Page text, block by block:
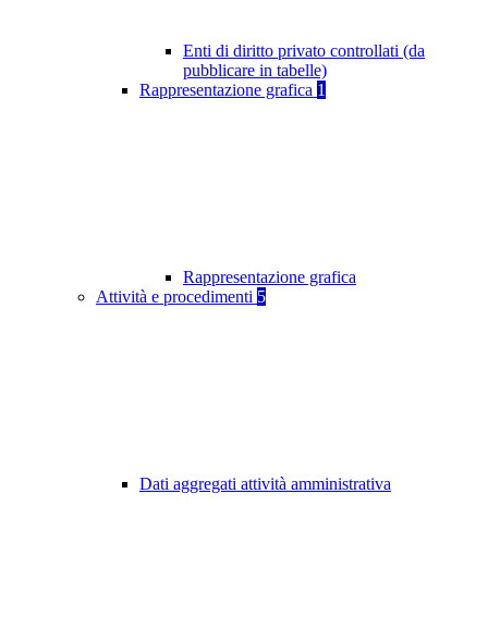
Enti di diritto privato controllati (da
pubblicare in tabelle)
Rappresentazione grafica 1
Rappresentazione grafica
Attività e procedimenti 5
Dati aggregati attività amministrativa